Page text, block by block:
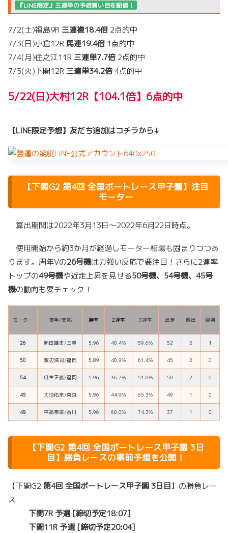
『LINE限定』三連単の予想買い目を配信！
7/2(土)福島9R 三連複18.4倍 2点的中
7/3(日)小倉12R 馬連19.4倍 1点的中
7/4(月)住之江11R 三連単7.7倍 2点的中
7/5(火)下関12R 三連単34.2倍4点的中
5/22(日)大村12R【104.1倍】6点的中
【LINE限定予想】友だち追加はコチラから↓
【下関G2 第4回 全国ボートレース甲子園】注目
モーター
算出期間は2022年3月13日～2022年6月22日時点。
使用開始から約3か月が経過しモーター相場も固まりつつあ
ります。周年Vの26号機は力強い反応で要注目！さらに2連率
トップの49号機や近走上昇を見せる50号機、54号機、45号
機の動向も要チェック！
モーター 選手/支部 勝率 2連率 3連率 出走 優出 優勝
26 新田雄史/三重 5.96 40.4% 59.6% 52 2 1
50 渡辺浩司/福岡 5.89 40.9% 61.4% 45 2 0
54 瓜生正義/福岡 5.96 36.7% 51.0% 50 2 0
45 大池佑来/東京 5.96 44.9% 65.3% 49 1 0
49 平高奈菜/香川 5.96 60.0% 74.3% 37 1 0
【下関G2 第4回 全国ボートレース甲子園 3日
目】勝負レースの事前予想を公開！
【下関G2 第4回 全国ボートレース甲子園 3日目】の勝負レー
ス
下関7R 予選 [締切予定18:07]
下関11R 予選 [締切予定20:04]